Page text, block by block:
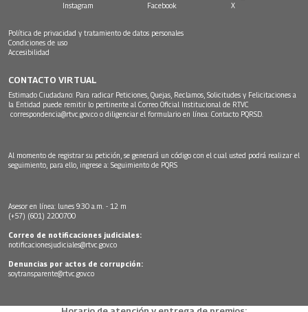
Instagram Facebook X
Política de privacidad y tratamiento de datos personales
Condiciones de uso
Accesibilidad
CONTACTO VIRTUAL
Estimado Ciudadano: Para radicar Peticiones, Quejas, Reclamos, Solicitudes y Felicitaciones a
la Entidad puede remitir lo pertinente al Correo Oficial Institucional de RTVC
correspondencia@rtvc.gov.co o diligenciar el formulario en línea: Contacto PQRSD.
Al momento de registrar su petición, se generará un código con el cual usted podrá realizar el
seguimiento, para ello, ingrese a: Seguimiento de PQRS
Asesor en línea: lunes 9:30 a.m. - 12 m
(+57) (601) 2200700
Correo de notificaciones judiciales:
notificacionesjudiciales@rtvc.gov.co
Denuncias por actos de corrupción:
soytransparente@rtvc.gov.co